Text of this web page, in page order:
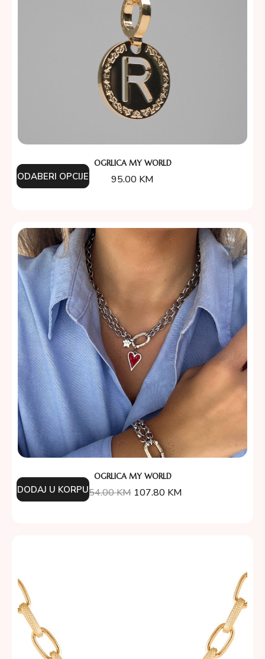
OGRLICA MY WORLD
95.00 KM
ODABERI OPCIJE
OGRLICA MY WORLD
154.00KM 107.80 KM
DODAJ U KORPU